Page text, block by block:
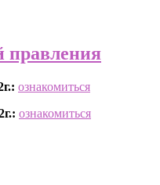
правления
ознакомиться
ознакомиться